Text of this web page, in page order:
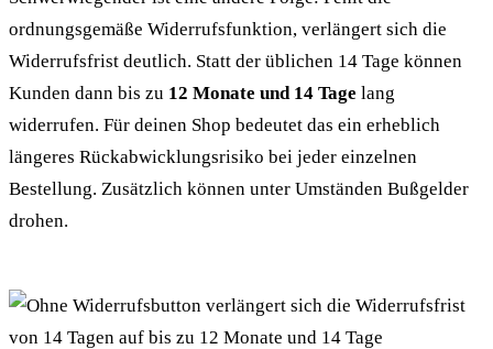
ordnungsgemäße Widerrufsfunktion, verlängert sich die
Widerrufsfrist deutlich. Statt der üblichen 14 Tage können
Kunden dann bis zu 12 Monate und 14 Tage lang
widerrufen. Für deinen Shop bedeutet das ein erheblich
längeres Rückabwicklungsrisiko bei jeder einzelnen
Bestellung. Zusätzlich können unter Umständen Bußgelder
drohen.